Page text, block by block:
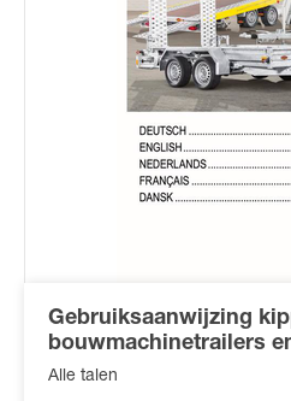
Gebruiksaanwijzing
bouwmachinetrailers
Alle talen